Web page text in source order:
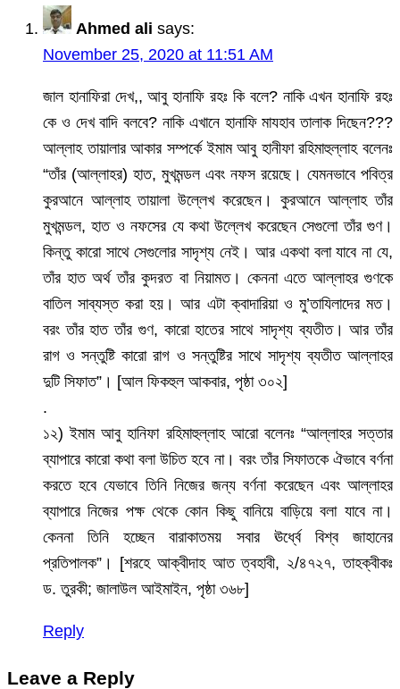
Ahmed ali says:
November 25, 2020 at 11:51 AM
জাল হানাফিরা দেখ,, আবু হানাফি রহঃ কি বলে? নাকি এখন হানাফি রহঃ
কে ও দেখ বাদি বলবে? নাকি এখানে হানাফি মাযহাব তালাক দিছেন???
আল্লাহ তায়ালার আকার সম্পর্কে ইমাম আবু হানীফা রহিমাহুল্লাহ বলেনঃ
“তাঁর (আল্লাহর) হাত, মুখমন্ডল এবং নফস রয়েছে। যেমনভাবে পবিত্র
কুরআনে আল্লাহ তায়ালা উল্লেখ করেছেন। কুরআনে আল্লাহ তাঁর
মুখমন্ডল, হাত ও নফসের যে কথা উল্লেখ করেছেন সেগুলো তাঁর গুণ।
কিন্তু কারো সাথে সেগুলোর সাদৃশ্য নেই। আর একথা বলা যাবে না যে,
তাঁর হাত অর্থ তাঁর কুদরত বা নিয়ামত। কেননা এতে আল্লাহর গুণকে
বাতিল সাব্যস্ত করা হয়। আর এটা ক্বাদারিয়া ও মু’তাযিলাদের মত।
বরং তাঁর হাত তাঁর গুণ, কারো হাতের সাথে সাদৃশ্য ব্যতীত। আর তাঁর
রাগ ও সন্তুষ্টি কারো রাগ ও সন্তুষ্টির সাথে সাদৃশ্য ব্যতীত আল্লাহর
দুটি সিফাত”। [আল ফিকহুল আকবার, পৃষ্ঠা ৩০২]
.
১২) ইমাম আবু হানিফা রহিমাহুল্লাহ আরো বলেনঃ “আল্লাহর সত্তার
ব্যাপারে কারো কথা বলা উচিত হবে না। বরং তাঁর সিফাতকে ঐভাবে বর্ণনা
করতে হবে যেভাবে তিনি নিজের জন্য বর্ণনা করেছেন এবং আল্লাহর
ব্যাপারে নিজের পক্ষ থেকে কোন কিছু বানিয়ে বাড়িয়ে বলা যাবে না।
কেননা তিনি হচ্ছেন বারাকাতময় সবার ঊর্ধ্বে বিশ্ব জাহানের
প্রতিপালক”। [শরহে আক্বীদাহ আত ত্বহাবী, ২/৪৭২৭, তাহক্বীকঃ
ড. তুরকী; জালাউল আইমাইন, পৃষ্ঠা ৩৬৮]
Reply
Leave a Reply